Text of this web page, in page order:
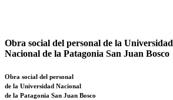
Obra social del personal de la Universidad
Nacional de la Patagonia San Juan Bosco
Obra social del personal
de la Universidad Nacional
de la Patagonia San Juan Bosco